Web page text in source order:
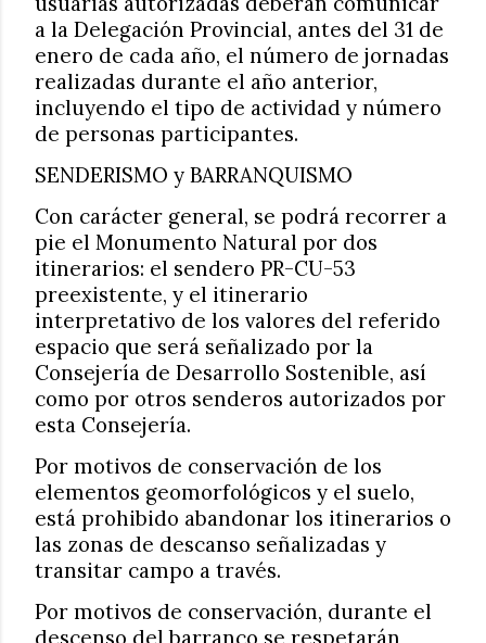
a la Delegación Provincial, antes del 31 de
enero de cada año, el número de jornadas
realizadas durante el año anterior,
incluyendo el tipo de actividad y número
de personas participantes.
SENDERISMO y BARRANQUISMO
Con carácter general, se podrá recorrer a
pie el Monumento Natural por dos
itinerarios: el sendero PR-CU-53
preexistente, y el itinerario
interpretativo de los valores del referido
espacio que será señalizado por la
Consejería de Desarrollo Sostenible, así
como por otros senderos autorizados por
esta Consejería.
Por motivos de conservación de los
elementos geomorfológicos y el suelo,
está prohibido abandonar los itinerarios o
las zonas de descanso señalizadas y
transitar campo a través.
Por motivos de conservación, durante el